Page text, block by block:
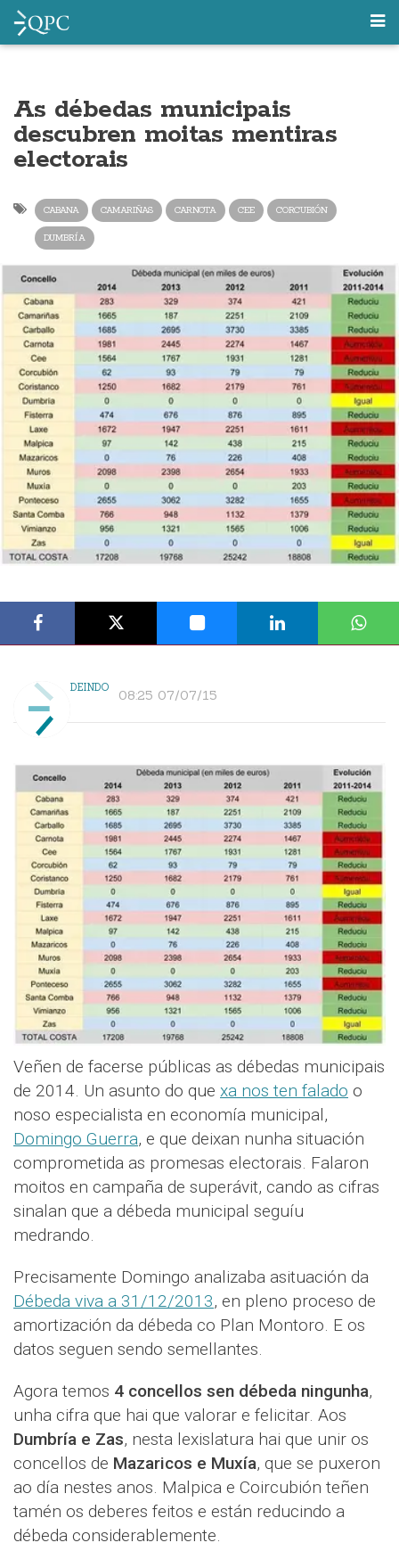
As débedas municipais
descubren moitas mentiras
electorais
CABANA CAMARIÑAS CARNOTA CEE CORCUBIÓN
DUMBRÍA
DEINDO 08:25 07/07/15
Veñen de facerse públicas as débedas municipais
de 2014. Un asunto do que xa nos ten falado o
noso especialista en economía municipal,
Domingo Guerra, e que deixan nunha situación
comprometida as promesas electorais. Falaron
moitos en campaña de superávit, cando as cifras
sinalan que a débeda municipal seguíu
medrando.
Precisamente Domingo analizaba asituación da
Débeda viva a 31/12/2013, en pleno proceso de
amortización da débeda co Plan Montoro. E os
datos seguen sendo semellantes.
Agora temos 4 concellos sen débeda ningunha,
unha cifra que hai que valorar e felicitar. Aos
Dumbría e Zas, nesta lexislatura hai que unir os
concellos de Mazaricos e Muxía, que se puxeron
ao día nestes anos. Malpica e Coircubión teñen
tamén os deberes feitos e están reducindo a
débeda considerablemente.